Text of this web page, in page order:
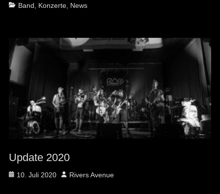
Categories
Band Konzerte, News
Update 2020
Posted
10. Juli 2020 Author
Rivers Avenue